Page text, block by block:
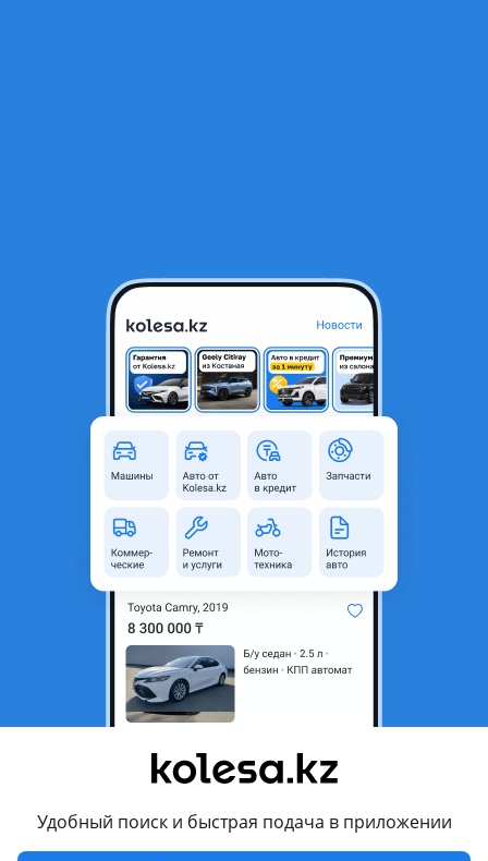
Удобный поиск и быстрая подача в приложении
Противотуманка — Toyota Carina E 1992-1997
Алматы, Алматинская
область
Новая
Комментарий продавца
Toyota Carina E 1992-1997
Есть с обоих сторон L/R
Хорошее качество (дубликат)
Цена указана за одну из сторон.
по другим городам. По городу через Яндекс или
Toyota Carina E 1992-1997